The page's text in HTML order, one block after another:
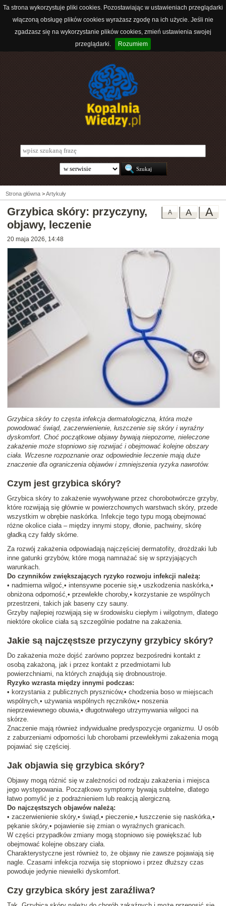
Ta strona wykorzystuje pliki cookies. Pozostawiając w ustawieniach przeglądarki
włączoną obsługę plików cookies wyrażasz zgodę na ich użycie. Jeśli nie
zgadzasz się na wykorzystanie plików cookies, zmień ustawienia swojej
przeglądarki.
Rozumiem
Strona główna >Artykuły
A
A
A
Grzybica skóry: przyczyny,
objawy, leczenie
20 maja 2026, 14:48
Grzybica skóry to częsta infekcja dermatologiczna, która może
powodować świąd, zaczerwienienie, łuszczenie się skóry i wyraźny
dyskomfort. Choć początkowe objawy bywają niepozorne, nieleczone
zakażenie może stopniowo się rozwijać i obejmować kolejne obszary
ciała. Wczesne rozpoznanie oraz odpowiednie leczenie mają duże
znaczenie dla ograniczenia objawów i zmniejszenia ryzyka nawrotów.
Czym jest grzybica skóry?
Grzybica skóry to zakażenie wywoływane przez chorobotwórcze grzyby,
które rozwijają się głównie w powierzchownych warstwach skóry, przede
wszystkim w obrębie naskórka. Infekcje tego typu mogą obejmować
różne okolice ciała – między innymi stopy, dłonie, pachwiny, skórę
gładką czy fałdy skórne.
Za rozwój zakażenia odpowiadają najczęściej dermatofity, drożdżaki lub
inne gatunki grzybów, które mogą namnażać się w sprzyjających
warunkach.
Do czynników zwiększających ryzyko rozwoju infekcji należą:
• nadmierna wilgoć,• intensywne pocenie się,• uszkodzenia naskórka,•
obniżona odporność,• przewlekłe choroby,• korzystanie ze wspólnych
przestrzeni, takich jak baseny czy sauny.
Grzyby najlepiej rozwijają się w środowisku ciepłym i wilgotnym, dlatego
niektóre okolice ciała są szczególnie podatne na zakażenia.
Jakie są najczęstsze przyczyny grzybicy skóry?
Do zakażenia może dojść zarówno poprzez bezpośredni kontakt z
osobą zakażoną, jak i przez kontakt z przedmiotami lub
powierzchniami, na których znajdują się drobnoustroje.
Ryzyko wzrasta między innymi podczas:
• korzystania z publicznych pryszniców,• chodzenia boso w miejscach
wspólnych,• używania wspólnych ręczników,• noszenia
nieprzewiewnego obuwia,• długotrwałego utrzymywania wilgoci na
skórze.
Znaczenie mają również indywidualne predyspozycje organizmu. U osób
z zaburzeniami odporności lub chorobami przewlekłymi zakażenia mogą
pojawiać się częściej.
Jak objawia się grzybica skóry?
Objawy mogą różnić się w zależności od rodzaju zakażenia i miejsca
jego występowania. Początkowo symptomy bywają subtelne, dlatego
łatwo pomylić je z podrażnieniem lub reakcją alergiczną.
Do najczęstszych objawów należą:
• zaczerwienienie skóry,• świąd,• pieczenie,• łuszczenie się naskórka,•
pękanie skóry,• pojawienie się zmian o wyraźnych granicach.
W części przypadków zmiany mogą stopniowo się powiększać lub
obejmować kolejne obszary ciała.
Charakterystyczne jest również to, że objawy nie zawsze pojawiają się
nagle. Czasami infekcja rozwija się stopniowo i przez dłuższy czas
powoduje jedynie niewielki dyskomfort.
Czy grzybica skóry jest zaraźliwa?